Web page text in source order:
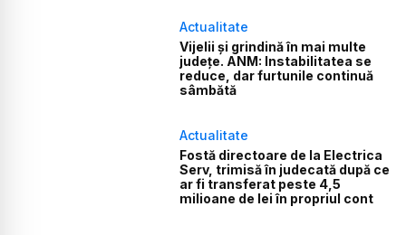
Actualitate
Vijelii și grindină în mai multe
județe. ANM: Instabilitatea se
reduce, dar furtunile continuă
sâmbătă
Actualitate
Fostă directoare de la Electrica
Serv, trimisă în judecată după ce
ar fi transferat peste 4,5
milioane de lei în propriul cont